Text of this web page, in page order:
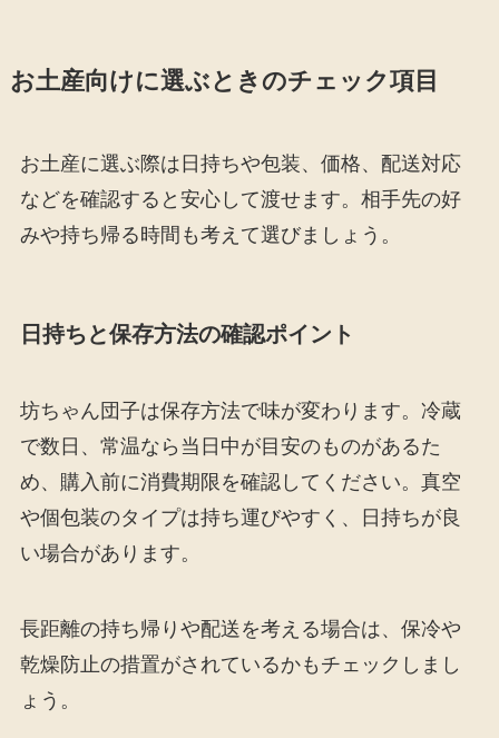
お土産向けに選ぶときのチェック項目
お土産に選ぶ際は日持ちや包装、価格、配送対応
などを確認すると安心して渡せます。相手先の好
みや持ち帰る時間も考えて選びましょう。
日持ちと保存方法の確認ポイント
坊ちゃん団子は保存方法で味が変わります。冷蔵
で数日、常温なら当日中が目安のものがあるた
め、購入前に消費期限を確認してください。真空
や個包装のタイプは持ち運びやすく、日持ちが良
い場合があります。
長距離の持ち帰りや配送を考える場合は、保冷や
乾燥防止の措置がされているかもチェックしまし
ょう。